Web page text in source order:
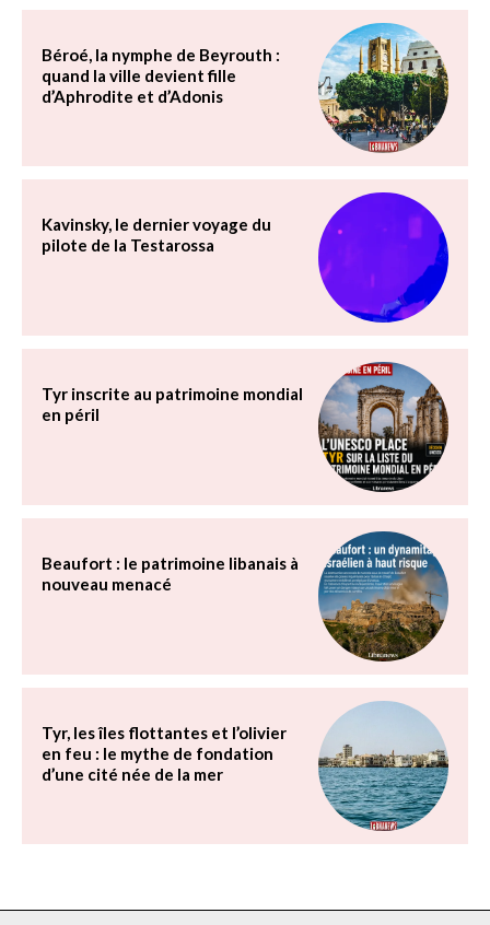
Béroé, la nymphe de Beyrouth :
quand la ville devient fille
d’Aphrodite et d’Adonis
Kavinsky, le dernier voyage du
pilote de la Testarossa
Tyr inscrite au patrimoine mondial
en péril
Beaufort : le patrimoine libanais à
nouveau menacé
Tyr, les îles flottantes et l’olivier
en feu : le mythe de fondation
d’une cité née de la mer